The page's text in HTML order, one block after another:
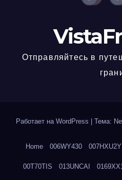
Отправляйтесь в
Работает на WordPress Тема:
Home 006WY430 007HXU2Y
00T70TIS 013UNCAI